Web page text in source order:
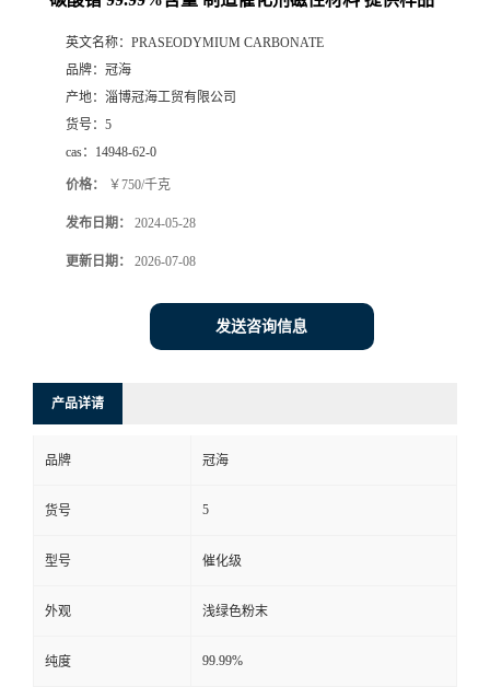
英文名称： PRASEODYMIUM CARBONATE
品牌： 冠海
产地： 淄博冠海工贸有限公司
货号： 5
cas： 14948-62-0
价格： ￥750/千克
发布日期： 2024-05-28
更新日期： 2026-07-08
发送咨询信息
产品详请
品牌 冠海
货号 5
型号 催化级
外观 浅绿色粉末
纯度 99.99%